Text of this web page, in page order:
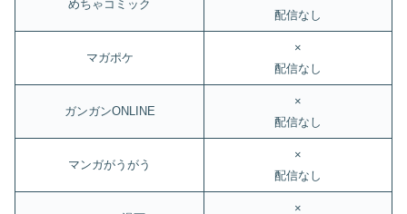
めちゃコミック
配信なし
マガポケ
×
配信なし
ガンガンONLINE
×
配信なし
マンガがうがう
×
配信なし
×